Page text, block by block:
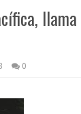
0